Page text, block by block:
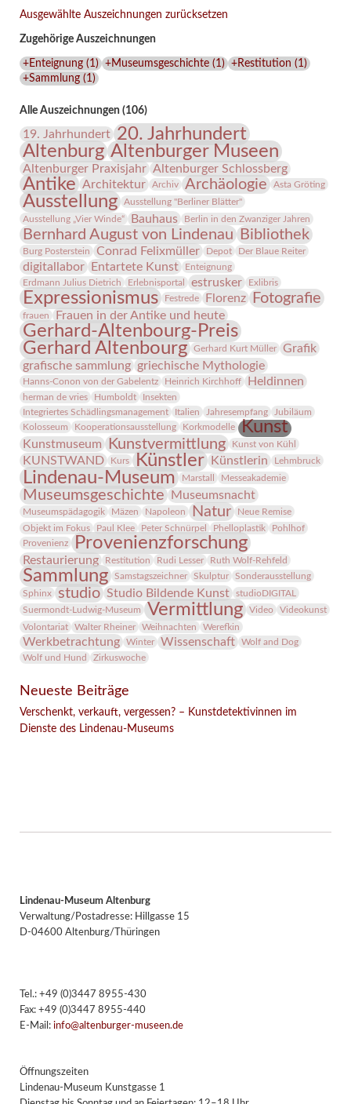
im
des
Lindenau-
Museums
Ausgewählte Auszeichnungen zurücksetzen
Zugehörige Auszeichnungen
+Enteignung(1 ) +Museumsgeschichte(1 ) +Restitution (1 )
+Sammlung(1 )
Alle Auszeichnungen (106)
19. Jahrhundert 20. Jahrhundert
Altenburg Altenburger Museen
Altenburger Praxisjahr Altenburger Schlossberg
Antike Architektur Archiv Archäologie Asta Gröting
Ausstellung
Ausstellung "Berliner Blätter"
Ausstellung „Vier Winde“
Bauhaus Berlin in den Zwanziger Jahren
Bernhard August von Lindenau Bibliothek
Burg Posterstein Conrad Felixmüller Depot Der Blaue Reiter
digitallabor Entartete Kunst
Enteignung
Erdmann Julius Dietrich
Erlebnisportal estrusker Exlibris
Expressionismus Festrede Florenz Fotografie
frauen Frauen in der Antike und heute
Gerhard-Altenbourg-Preis
Gerhard Altenbourg
Gerhard Kurt Müller
Grafik
grafische sammlung griechische Mythologie
Hanns-Conon von der Gabelentz Heinrich Kirchhoff Heldinnen
herman de vries Humboldt
Insekten
Integriertes Schädlingsmanagement
Italien Jahresempfang
Jubiläum
Kolosseum
Kooperationsausstellung Korkmodelle Kunst
Kunstmuseum Kunstvermittlung Kunst von Kühl
KUNSTWAND Kurs Künstler Künstlerin Lehmbruck
Lindenau-Museum Marstall Messeakademie
Museumsgeschichte Museumsnacht
Museumspädagogik Mäzen Napoleon Natur
Neue Remise
Objekt im Fokus
Paul Klee Peter Schnürpel Phelloplastik
Pohlhof
Provenienz
Provenienzforschung
Restaurierung Restitution Rudi Lesser Ruth Wolf-Rehfeld
Sammlung Samstagszeichner Skulptur
Sonderausstellung
Sphinx
studio Studio Bildende Kunst
studioDIGITAL
Suermondt-Ludwig-Museum
Vermittlung Video
Videokunst
Volontariat
Walter Rheiner Weihnachten Werefkin
Werkbetrachtung Winter Wissenschaft
Wolf and Dog
Wolf und Hund
Zirkuswoche
Neueste Beiträge
Verschenkt, verkauft, vergessen? – Kunstdetektivinnen im
Dienste des Lindenau-Museums
Lindenau-Museum Altenburg
Verwaltung/Postadresse: Hillgasse 15
D-04600 Altenburg/Thüringen
Tel.: +49 (0)3447 8955-430
Fax: +49 (0)3447 8955-440
E-Mail: info@altenburger-museen.de
Öffnungszeiten
Lindenau-Museum Kunstgasse 1